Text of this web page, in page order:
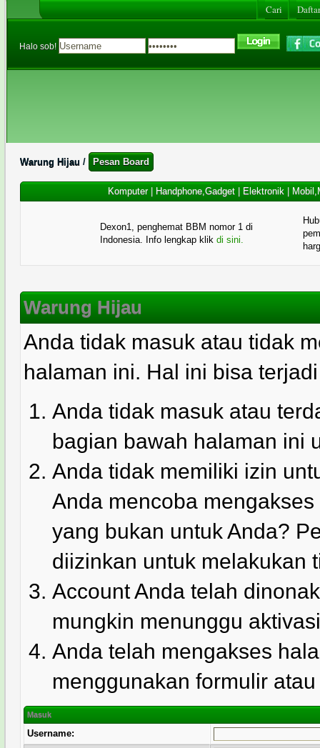
Cari
Halo sob!
Warung Hijau / Pesan Board
Komputer| Handphone,Gadget| Elektronik|
Dexon1, penghemat BBM nomor 1 di
Indonesia. Info lengkap klik di sini.
Warung Hijau
Anda tidak masuk atau tidak
halaman ini. Hal ini bisa
Anda tidak masuk atau
bagian bawah halaman ini
Anda tidak memiliki izin
Anda mencoba
yang bukan untuk Anda?
diizinkan untuk melakukan
Account Anda telah
mungkin menunggu
Anda telah mengakses
menggunakan formulir
Masuk
Username: